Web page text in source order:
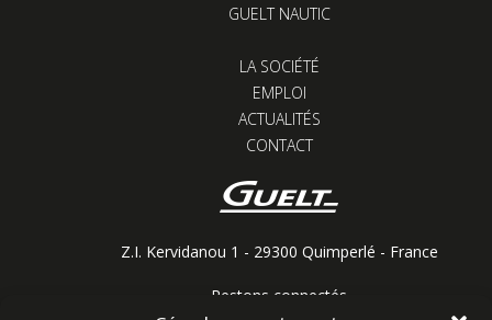
GUELT NAUTIC
LA SOCIÉTÉ
EMPLOI
ACTUALITÉS
CONTACT
Z.I. Kervidanou 1 - 29300 Quimperlé - France
Restons connectés